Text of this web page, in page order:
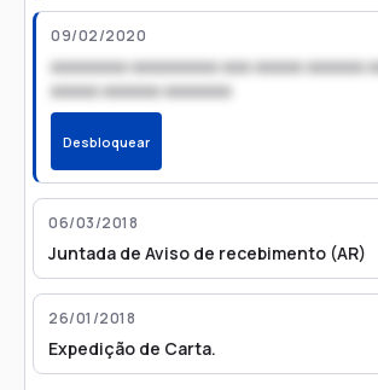
09/02/2020
xxxxxxxx xxxxxxxxx xxx xxxxx xxxxxx
xxxxx xxxxxx xxxxxxx
Desbloquear
06/03/2018
Juntada de Aviso de recebimento (AR)
26/01/2018
Expedição de Carta.